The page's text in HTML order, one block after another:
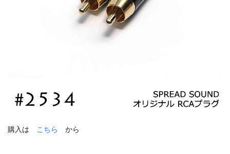
購入は こちら から